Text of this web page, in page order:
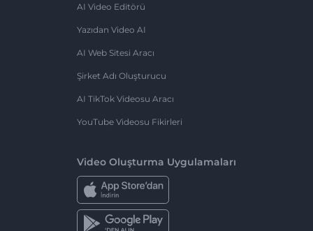
AI Video Editörü
Yazıdan Video AI
AI Web Sitesi Aracı
Şirket Adı Oluşturucu
AI TikTok Videosu Aracı
YouTube Videosu Fikirleri
Video Oluşturma Uygulamaları